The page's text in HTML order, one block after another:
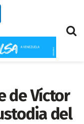
de Víctor
del